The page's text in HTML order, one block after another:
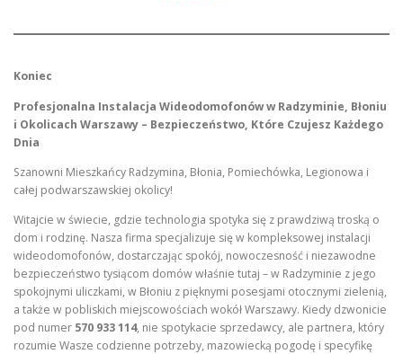
Koniec
Profesjonalna Instalacja Wideodomofonów w Radzyminie, Błoniu
i Okolicach Warszawy – Bezpieczeństwo, Które Czujesz Każdego
Dnia
Szanowni Mieszkańcy Radzymina, Błonia, Pomiechówka, Legionowa i
całej podwarszawskiej okolicy!
Witajcie w świecie, gdzie technologia spotyka się z prawdziwą troską o
dom i rodzinę. Nasza firma specjalizuje się w kompleksowej instalacji
wideodomofonów, dostarczając spokój, nowoczesność i niezawodne
bezpieczeństwo tysiącom domów właśnie tutaj – w Radzyminie z jego
spokojnymi uliczkami, w Błoniu z pięknymi posesjami otocznymi zielenią,
a także w pobliskich miejscowościach wokół Warszawy. Kiedy dzwonicie
pod numer 570 933 114, nie spotykacie sprzedawcy, ale partnera, który
rozumie Wasze codzienne potrzeby, mazowiecką pogodę i specyfikę